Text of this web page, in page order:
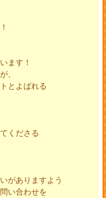
ます！
、
とよばれる
くださる
がありますよう
い合わせを